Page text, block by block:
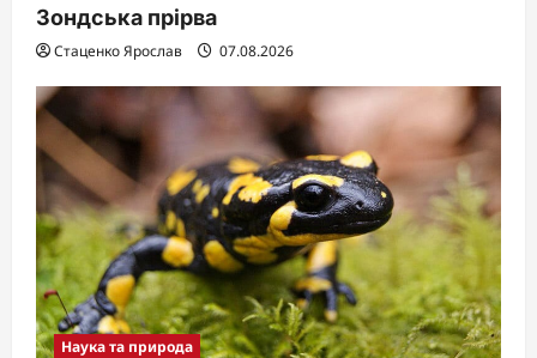
Зондська прірва
Стаценко Ярослав 07.08.2026
Наука та природа